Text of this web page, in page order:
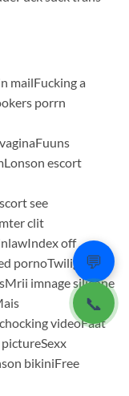
mailFucking a
porrn
escort
see
clit
off
pornoTwilight
imnage silicone
videoFaat
bikiniFree
💬
📞